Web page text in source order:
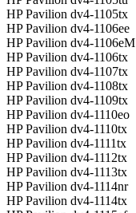
HP Pavilion dv4-1105tx
HP Pavilion dv4-1106ee
HP Pavilion dv4-1106eM
HP Pavilion dv4-1106tx
HP Pavilion dv4-1107tx
HP Pavilion dv4-1108tx
HP Pavilion dv4-1109tx
HP Pavilion dv4-1110eo
HP Pavilion dv4-1110tx
HP Pavilion dv4-1111tx
HP Pavilion dv4-1112tx
HP Pavilion dv4-1113tx
HP Pavilion dv4-1114nr
HP Pavilion dv4-1114tx